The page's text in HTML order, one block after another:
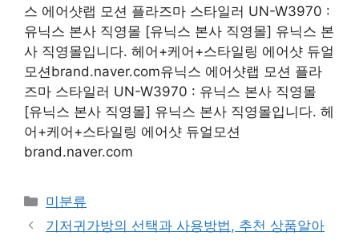
스 에어샷랩 모션 플라즈마 스타일러 UN-W3970 :
유닉스 본사 직영몰 [유닉스 본사 직영몰] 유닉스 본
사 직영몰입니다. 헤어+케어+스타일링 에어샷 듀얼
모션brand.naver.com유닉스 에어샷랩 모션 플라
즈마 스타일러 UN-W3970 : 유닉스 본사 직영몰
[유닉스 본사 직영몰] 유닉스 본사 직영몰입니다. 헤
어+케어+스타일링 에어샷 듀얼모션
brand.naver.com
Categories
미분류
기저귀가방의 선택과 사용방법, 추천 상품알아